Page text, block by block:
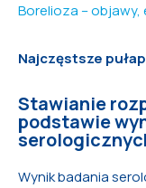
Borelioza – objawy,
Najczęstsze
Stawianie
podstawie
Wynik badania